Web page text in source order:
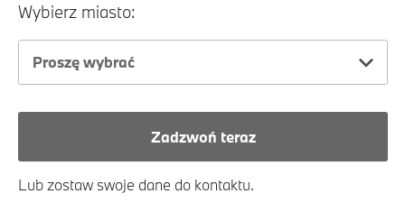
Wybierz miasto:
Proszę wybrać
Zadzwoń teraz
Lub zostaw swoje dane do kontaktu.